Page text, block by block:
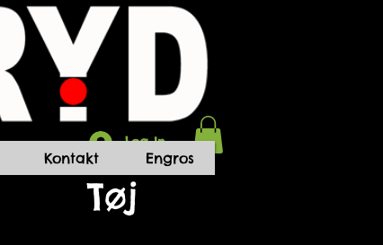
Log In
Tøj
Kontakt Engros